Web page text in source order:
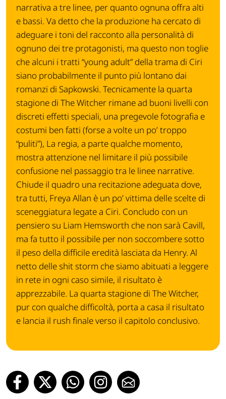
narrativa a tre linee, per quanto ognuna offra alti
e bassi. Va detto che la produzione ha cercato di
adeguare i toni del racconto alla personalità di
ognuno dei tre protagonisti, ma questo non toglie
che alcuni i tratti “young adult” della trama di Ciri
siano probabilmente il punto più lontano dai
romanzi di Sapkowski. Tecnicamente la quarta
stagione di The Witcher rimane ad buoni livelli con
discreti effetti speciali, una pregevole fotografia e
costumi ben fatti (forse a volte un po’ troppo
“puliti”), La regia, a parte qualche momento,
mostra attenzione nel limitare il più possibile
confusione nel passaggio tra le linee narrative.
Chiude il quadro una recitazione adeguata dove,
tra tutti, Freya Allan è un po’ vittima delle scelte di
sceneggiatura legate a Ciri. Concludo con un
pensiero su Liam Hemsworth che non sarà Cavill,
ma fa tutto il possibile per non soccombere sotto
il peso della difficile eredità lasciata da Henry. Al
netto delle shit storm che siamo abituati a leggere
in rete in ogni caso simile, il risultato è
apprezzabile. La quarta stagione di The Witcher,
pur con qualche difficoltà, porta a casa il risultato
e lancia il rush finale verso il capitolo conclusivo.